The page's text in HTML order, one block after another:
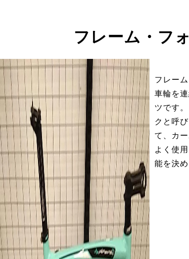
フレーム・フ
フレー
車輪を
ツです
クと呼
て、カ
よく使
能を決